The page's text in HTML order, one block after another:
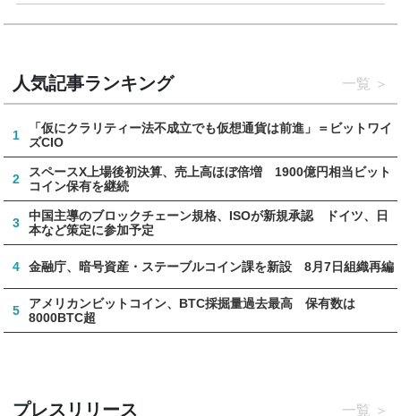
人気記事ランキング 一覧
1
「仮にクラリティー法不成立でも仮想通貨は前進」＝ビットワイ
ズCIO
2
スペースX上場後初決算、売上高ほぼ倍増 1900億円相当ビット
コイン保有を継続
3
中国主導のブロックチェーン規格、ISOが新規承認 ドイツ、日
本など策定に参加予定
4 金融庁、暗号資産・ステーブルコイン課を新設 8月7日組織再編
5
アメリカンビットコイン、BTC採掘量過去最高 保有数は
8000BTC超
プレスリリース 一覧